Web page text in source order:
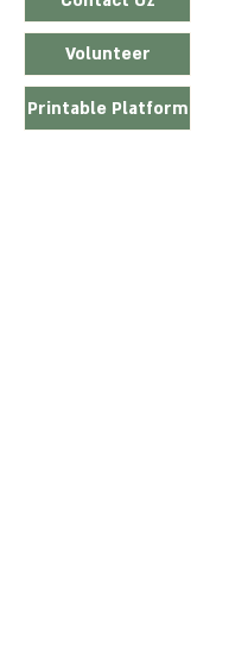
Volunteer
Printable Platform